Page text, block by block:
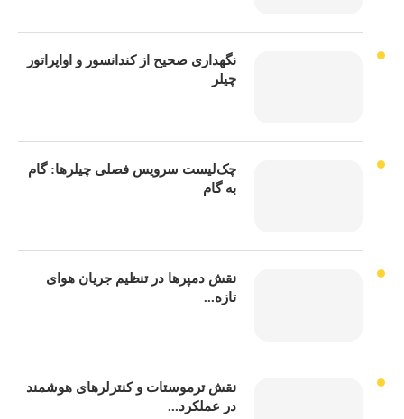
نگهداری صحیح از کندانسور و اواپراتور
چیلر
چک‌لیست سرویس فصلی چیلرها: گام
به گام
نقش دمپرها در تنظیم جریان هوای
تازه...
نقش ترموستات و کنترلرهای هوشمند
در عملکرد...